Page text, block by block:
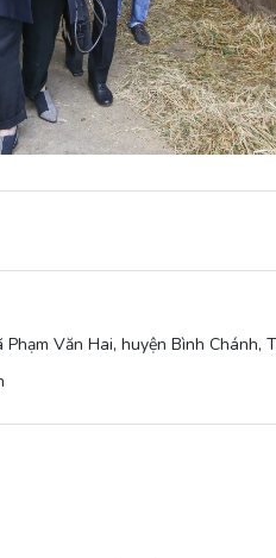
Văn Hai, huyện Bình Chánh,